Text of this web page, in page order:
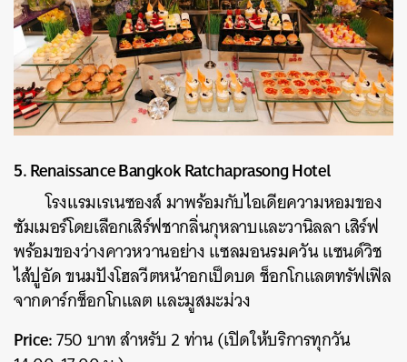
5. Renaissance Bangkok Ratchaprasong Hotel
โรงแรมเรเนซองส์ มาพร้อมกับไอเดียความหอมของ
ซัมเมอร์โดยเลือกเสิร์ฟชากลิ่นกุหลาบและวานิลลา เสิร์ฟ
พร้อมของว่างคาวหวานอย่าง แซลมอนรมควัน แซนด์วิช
ไส้ปูอัด ขนมปังโฮลวีตหน้าอกเป็ดบด ช็อกโกแลตทรัฟเฟิล
จากดาร์กช็อกโกแลต และมูสมะม่วง
Price:750 บาท สำหรับ 2 ท่าน (เปิดให้บริการทุกวัน